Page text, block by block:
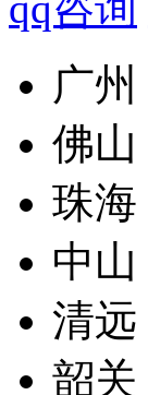
广州
佛山
珠海
中山
清远
韶关